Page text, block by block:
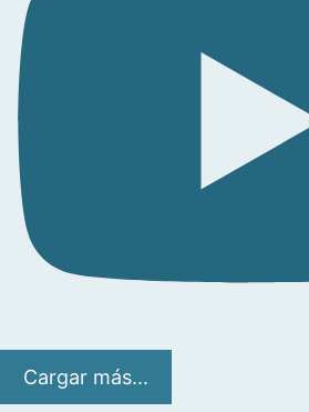
Cargar más...